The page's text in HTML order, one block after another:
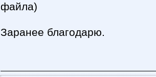
файла)
Заранее благодарю.